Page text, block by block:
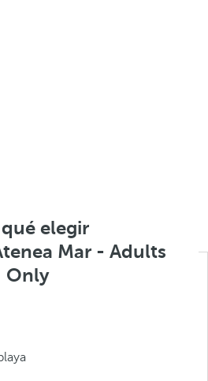
elegir
Mar - Adults
Only